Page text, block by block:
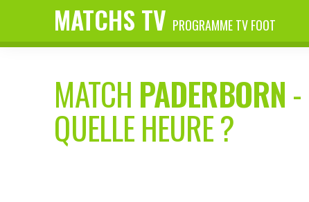
MATCHS TV PROGRAMME TV FOOT
MATCH PADERBORN-
QUELLE HEURE ?